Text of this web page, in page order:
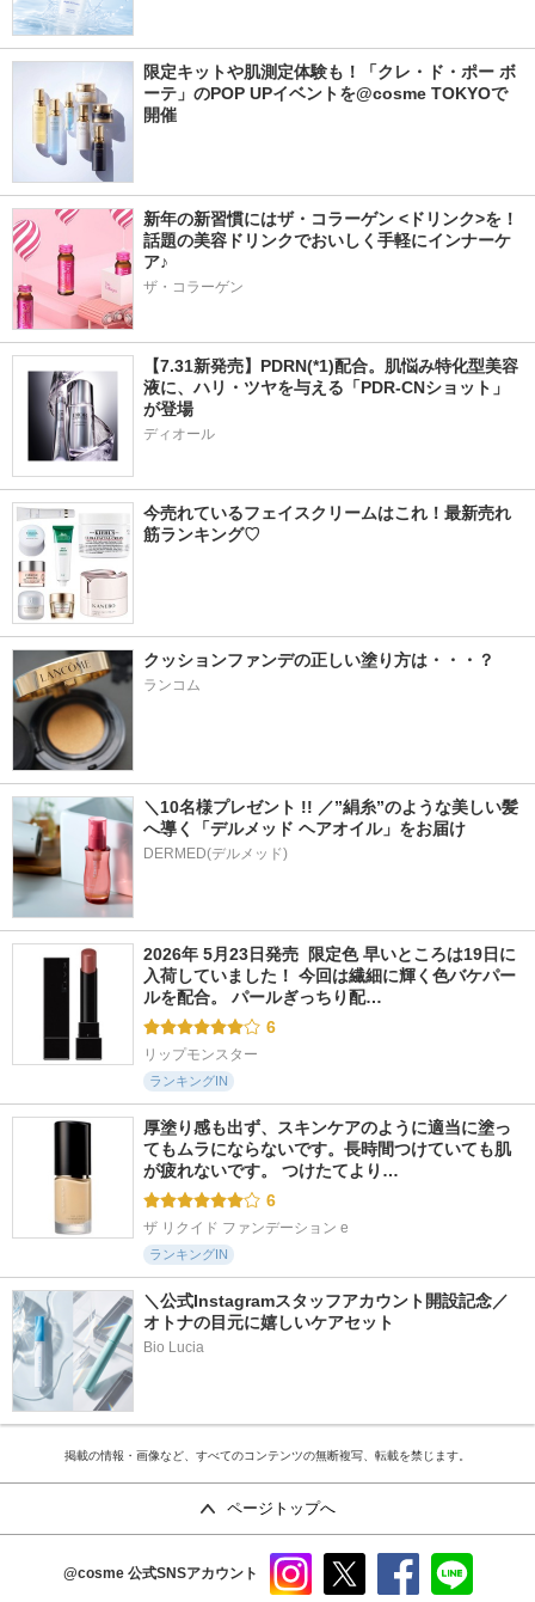
限定キットや肌測定体験も！「クレ・ド・ポー ボ
ーテ」のPOP UPイベントを@cosme TOKYOで
開催
新年の新習慣にはザ・コラーゲン <ドリンク>を！
話題の美容ドリンクでおいしく手軽にインナーケ
ア♪
ザ・コラーゲン
【7.31新発売】PDRN(*1)配合。肌悩み特化型美容
液に、ハリ・ツヤを与える「PDR-CNショット」
が登場
ディオール
今売れているフェイスクリームはこれ！最新売れ
筋ランキング♡
クッションファンデの正しい塗り方は・・・？
ランコム
＼10名様プレゼント !! ／”絹糸”のような美しい髪
へ導く「デルメッド ヘアオイル」をお届け
DERMED(デルメッド)
2026年 5月23日発売  限定色 早いところは19日に
入荷していました！ 今回は繊細に輝く色バケパー
ルを配合。 パールぎっちり配…
6
リップモンスター
ランキングIN
厚塗り感も出ず、スキンケアのように適当に塗っ
てもムラにならないです。長時間つけていても肌
が疲れないです。 つけたてより…
6
ザ リクイド ファンデーション e
ランキングIN
＼公式Instagramスタッフアカウント開設記念／
オトナの目元に嬉しいケアセット
Bio Lucia
掲載の情報・画像など、すべてのコンテンツの無断複写、転載を禁じます。
ページトップへ
@cosme 公式SNSアカウント